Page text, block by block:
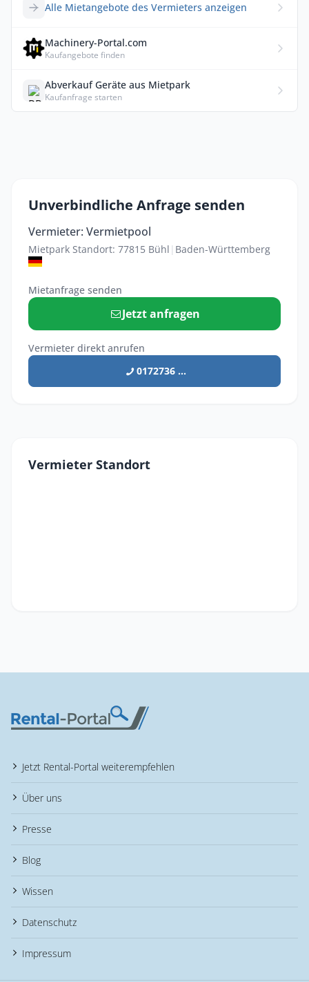
Alle Mietangebote des Vermieters anzeigen
Machinery-Portal.com
Kaufangebote finden
Abverkauf Geräte aus Mietpark
Kaufanfrage starten
Unverbindliche Anfrage senden
Vermieter: Vermietpool
Mietpark Standort: 77815 Bühl | Baden-Württemberg
Mietanfrage senden
Jetzt anfragen
Vermieter direkt anrufen
0172736 ...
Vermieter Standort
Jetzt Rental-Portal weiterempfehlen
Über uns
Presse
Blog
Wissen
Datenschutz
Impressum